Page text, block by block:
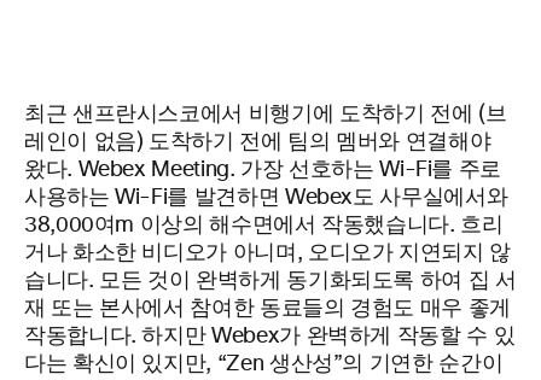
최근 샌프란시스코에서 비행기에 도착하기 전에 (브
레인이 없음) 도착하기 전에 팀의 멤버와 연결해야
왔다. Webex Meeting. 가장 선호하는 Wi-Fi를 주로
사용하는 Wi-Fi를 발견하면 Webex도 사무실에서와
38,000여m 이상의 해수면에서 작동했습니다. 흐리
거나 화소한 비디오가 아니며, 오디오가 지연되지 않
습니다. 모든 것이 완벽하게 동기화되도록 하여 집 서
재 또는 본사에서 참여한 동료들의 경험도 매우 좋게
작동합니다. 하지만 Webex가 완벽하게 작동할 수 있
다는 확신이 있지만, “Zen 생산성”의 기연한 순간이